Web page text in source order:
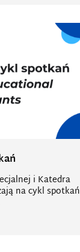
i Katedra
na cykl spotkań